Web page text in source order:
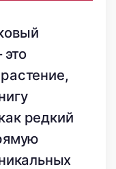
редкий